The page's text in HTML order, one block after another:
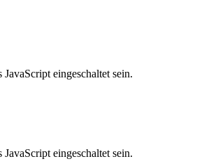
eingeschaltet sein.
eingeschaltet sein.